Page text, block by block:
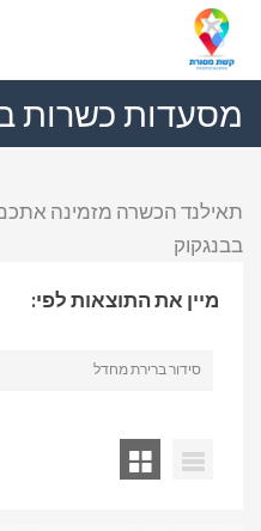
מסעדות כשרות
תאילנד הכשרה מזמינה
בבנגקוק
מיין את התוצאות לפי:
סידור ברירת מחדל